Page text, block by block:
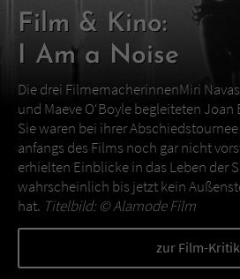
Film & Kino:
I Am a Noise
Die drei FilmemacherinnenMiri
und Maeve O‘Boyle begleiteten Joan
Sie waren bei ihrer
anfangs des Films noch gar nicht
erhielten Einblicke in das Leben der
wahrscheinlich bis jetzt kein
hat. Titelbild: ©Alamode Film
zur Film-Kritik